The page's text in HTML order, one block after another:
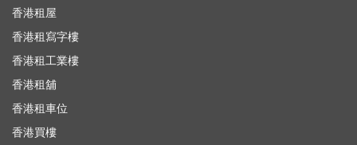
香港租屋
香港租寫字樓
香港租工業樓
香港租舖
香港租車位
香港買樓